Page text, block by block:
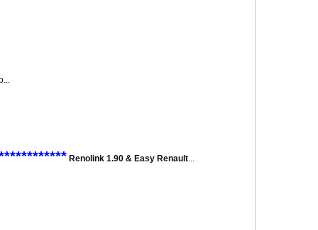
Renolink 1.90 & Easy Renault...